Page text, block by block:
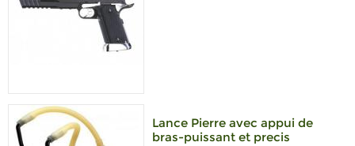
Lance Pierre avec appui de
bras-puissant et precis